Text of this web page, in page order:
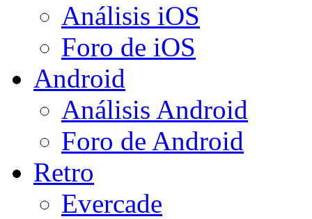
Análisis iOS
Foro de iOS
Android
Análisis Android
Foro de Android
Retro
Evercade